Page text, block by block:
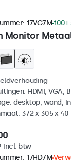
Monitor
17VG7M
HDMI, VGA,
desktop, wand,
372 x 305 x 40
incl. btw
17HD7M